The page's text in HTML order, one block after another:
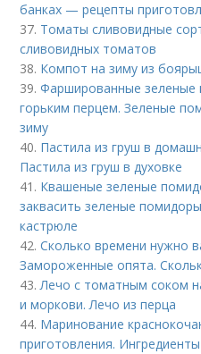
банках — рецепты
37. Томаты сливовидные
сливовидных томатов
38. Компот на зиму из
39.Фаршированные зеленые
горьким перцем. Зеленые
зиму
40. Пастила из груш в
Пастила из груш в духовке
41. Квашеные зеленые
заквасить зеленые
кастрюле
42.Сколько времени нужно
Замороженные опята.
43.Лечо с томатным соком
и моркови. Лечо из перца
44. Маринование
приготовления. Ингредиенты